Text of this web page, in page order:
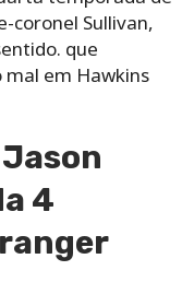
coronel Sullivan,
que
em Hawkins
4